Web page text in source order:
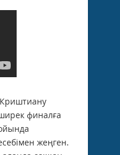
финалға
жеңген.